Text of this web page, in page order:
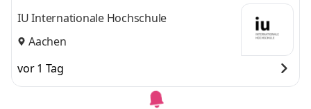
l
IU Internationale Hochschule
Aachen
vor 1 Tag